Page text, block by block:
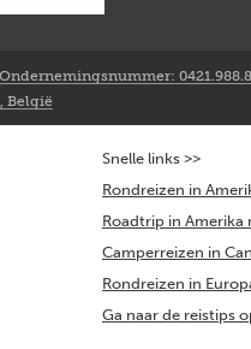
Ondernemingsnummer:
België
Snelle links >>
Rondreizen in
Roadtrip in Amerika
Camperreizen in
Rondreizen in
Ga naar de reistips